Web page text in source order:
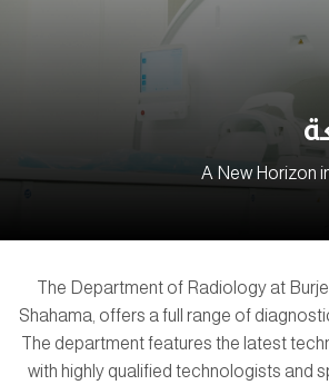
A New Horizon
The Department of Radiology at
Shahama, offers a full range of
The department features the latest
with highly qualified technologists and